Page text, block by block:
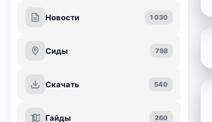
Новости 1 030
Сиды 798
Скачать 540
Гайды 260